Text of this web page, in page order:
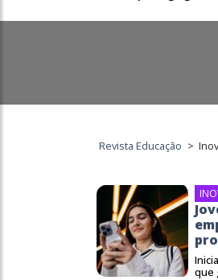
Revista Educação >
que